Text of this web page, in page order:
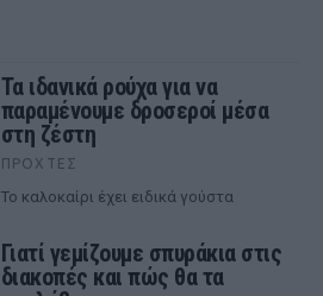
Τα ιδανικά ρούχα για να
παραμένουμε δροσεροί μέσα
στη ζέστη
ΠΡΟΧΤΈΣ
To καλοκαίρι έχει ειδικά γούστα
Γιατί γεμίζουμε σπυράκια στις
διακοπές και πώς θα τα